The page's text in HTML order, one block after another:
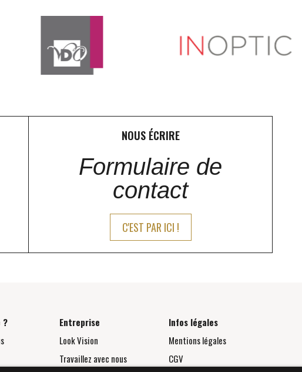
NOUS ÉCRIRE
Formulaire de
contact
C'EST PAR ICI !
?
Entreprise
Look Vision
Travaillez avec nous
Infos légales
Mentions légales
CGV